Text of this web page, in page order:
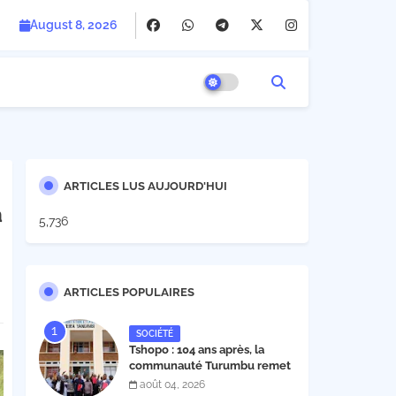
August 8, 2026
ARTICLES LUS AUJOURD'HUI
5,736
ARTICLES POPULAIRES
SOCIÉTÉ
Tshopo : 104 ans après, la
communauté Turumbu remet
enfin son cahier des charges à
août 04, 2026